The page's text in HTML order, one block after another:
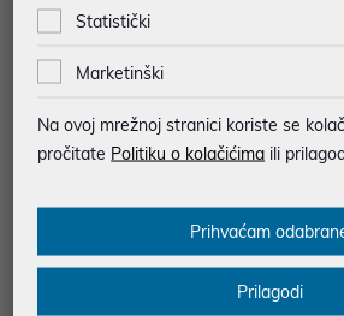
Dodaj u favorite
Statistički
Marketinški
Na ovoj mrežnoj stranici koriste se
pročitate Politiku o kolačićima ili
Prihvaćam
Prilagodi